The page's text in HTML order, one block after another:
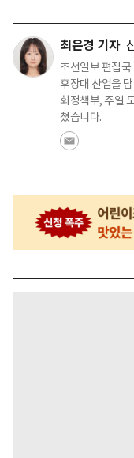
최은경 기자
조선일보 편집
후장대 산업을
회정책부, 주일
쳤습니다.